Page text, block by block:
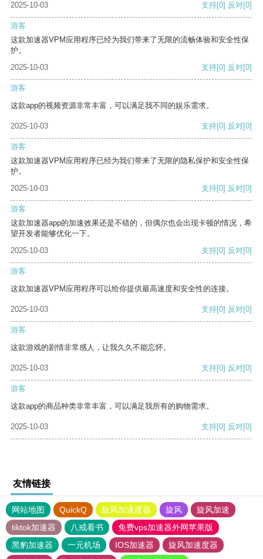
2025-10-03
支持[0] 反对[0]
游客
这款加速器VPM应用程序已经为我们带来了无限的流畅体验和安全性保
护。
2025-10-03
支持[0] 反对[0]
游客
这款app的视频资源非常丰富，可以满足我不同的娱乐需求。
2025-10-03 支持[0] 反对[0]
游客
这款加速器VPM应用程序已经为我们带来了无限的隐私保护和安全性保
护。
2025-10-03
支持[0] 反对[0]
游客
这款加速器app的加速效果还是不错的，但偶尔也会出现卡顿的情况，希
望开发者能够优化一下。
2025-10-03
支持[0] 反对[0]
游客
这款加速器VPM应用程序可以给你提供最高速度和安全性的连接。
2025-10-03 支持[0] 反对[0]
游客
这款游戏的剧情非常感人，让我久久不能忘怀。
2025-10-03 支持[0] 反对[0]
游客
这款app的商品种类非常丰富，可以满足我所有的购物需求。
2025-10-03 支持[0] 反对[0]
友情链接
网站地图 QuickQ 旋风加速度器 旋风
旋风加速
tiktok加速器
八戒看书
免费vps加速器外网苹果版
黑豹加速器
一元机场 IOS加速器
旋风加速度器